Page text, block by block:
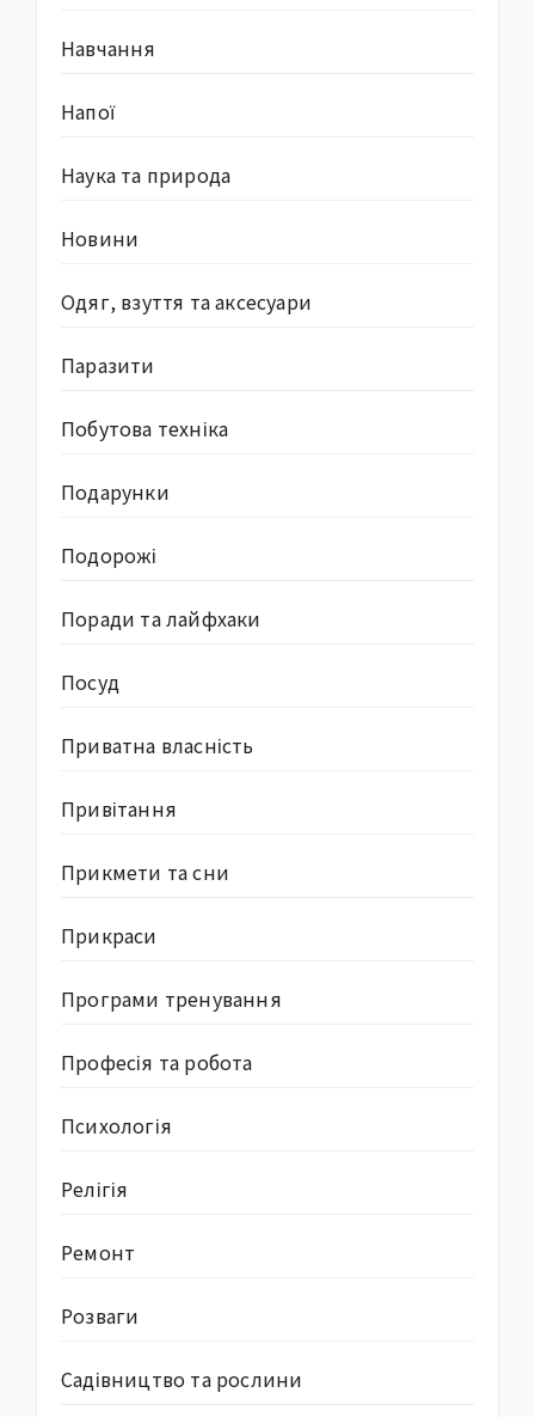
Навчання
Напої
Наука та природа
Новини
Одяг, взуття та аксесуари
Паразити
Побутова техніка
Подарунки
Подорожі
Поради та лайфхаки
Посуд
Приватна власність
Привітання
Прикмети та сни
Прикраси
Програми тренування
Професія та робота
Психологія
Релігія
Ремонт
Розваги
Садівництво та рослини